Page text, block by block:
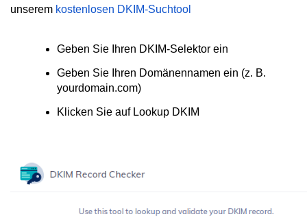
unserem kostenlosen DKIM-Suchtool
Geben Sie Ihren DKIM-Selektor ein
Geben Sie Ihren Domänennamen ein (z. B.
yourdomain.com)
Klicken Sie auf Lookup DKIM